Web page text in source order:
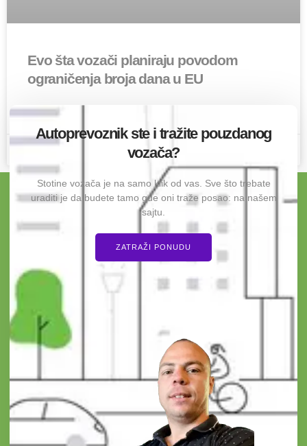
Evo šta vozači planiraju povodom
ograničenja broja dana u EU
2 komentara
Autoprevoznik ste i tražite pouzdanog
vozača?
Stotine vozača je na samo klik od vas. Sve što trebate
uraditi je da budete tamo gde oni traže posao: na našem
sajtu.
ZATRAŽI PONUDU